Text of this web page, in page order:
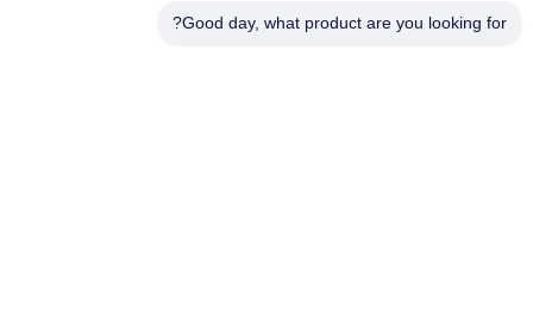
Good day, what product are you looking for?